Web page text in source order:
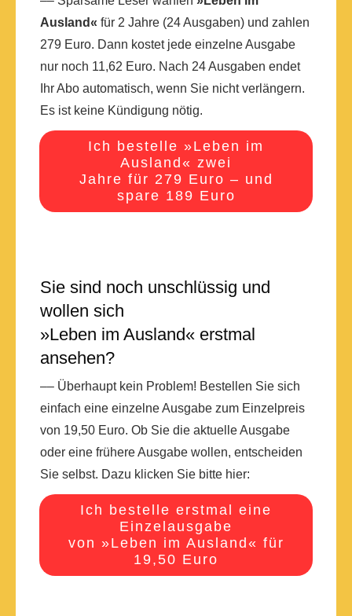
Ausland« für 2 Jahre (24 Ausgaben) und zahlen
279 Euro. Dann kostet jede einzelne Ausgabe
nur noch 11,62 Euro. Nach 24 Ausgaben endet
Ihr Abo automatisch, wenn Sie nicht verlängern.
Es ist keine Kündigung nötig.
Ich bestelle »Leben im
Ausland« zwei
Jahre für 279 Euro – und
spare 189 Euro
Sie sind noch unschlüssig und
wollen sich
»Leben im Ausland« erstmal
ansehen?
–– Überhaupt kein Problem! Bestellen Sie sich
einfach eine einzelne Ausgabe zum Einzelpreis
von 19,50 Euro. Ob Sie die aktuelle Ausgabe
oder eine frühere Ausgabe wollen, entscheiden
Sie selbst. Dazu klicken Sie bitte hier:
Ich bestelle erstmal eine
Einzelausgabe
von »Leben im Ausland« für
19,50 Euro